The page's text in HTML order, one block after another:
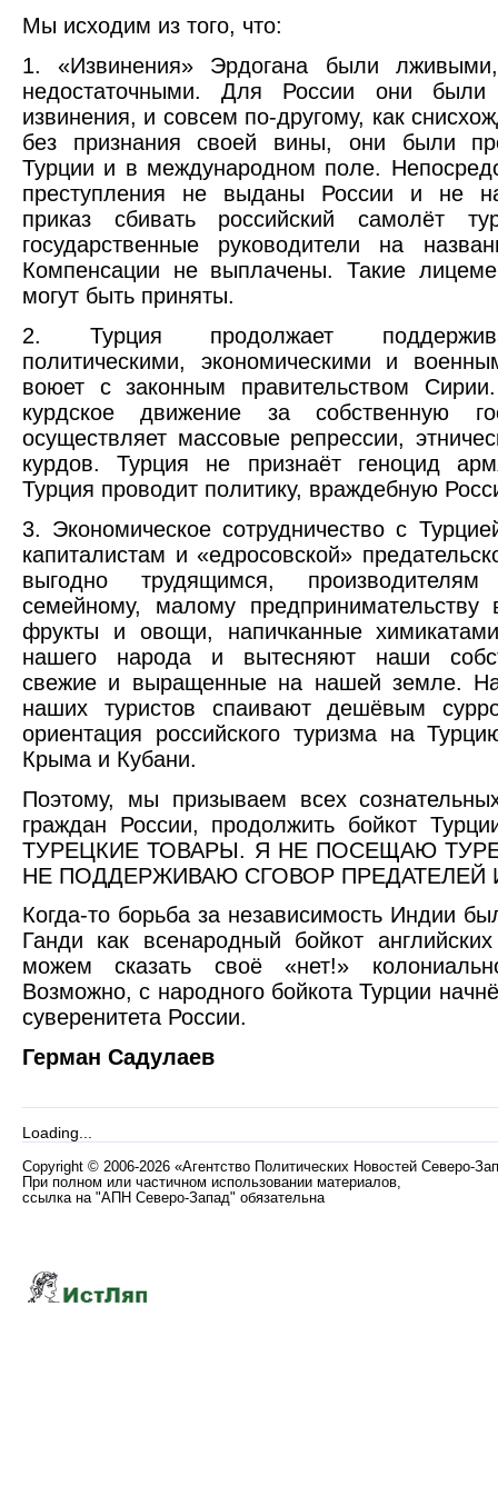
Мы исходим из того, что:
1. «Извинения» Эрдогана были
недостаточными. Для России они были
извинения, и совсем по-другому, как
без признания своей вины, они были
Турции и в международном поле.
преступления не выданы России и не
приказ сбивать российский самолёт
государственные руководители на
Компенсации не выплачены. Такие
могут быть приняты.
2. Турция продолжает
политическими, экономическими и
воюет с законным правительством
курдское движение за собственную
осуществляет массовые репрессии,
курдов. Турция не признаёт геноцид
Турция проводит политику, враждебную
3. Экономическое сотрудничество с
капиталистам и «едросовской»
выгодно трудящимся, производителям
семейному, малому предпринимательству
фрукты и овощи, напичканные
нашего народа и вытесняют наши
свежие и выращенные на нашей земле. На
наших туристов спаивают дешёвым
ориентация российского туризма на
Крыма и Кубани.
Поэтому, мы призываем всех
граждан России, продолжить бойкот
ТУРЕЦКИЕ ТОВАРЫ. Я НЕ ПОСЕЩАЮ
НЕ ПОДДЕРЖИВАЮ СГОВОР ПРЕДАТЕЛЕЙ
Когда-то борьба за независимость Индии
Ганди как всенародный бойкот
можем сказать своё «нет!»
Возможно, с народного бойкота Турции
суверенитета России.
Герман Садулаев
Loading...
Copyright © 2006-2026 «Агентство Политических Новостей Северо-
При полном или частичном использовании материалов,
ссылка на "АПН Северо-Запад" обязательна